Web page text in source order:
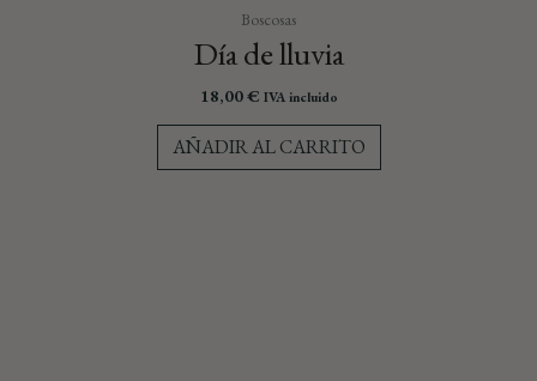
Boscosas
Día de lluvia
18,00€ IVA incluido
AÑADIR AL CARRITO